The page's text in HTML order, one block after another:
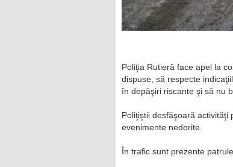
Poliţia Rutieră face apel la
dispuse, să respecte
în depăşiri riscante şi să nu
Poliţiştii desfăşoară
evenimente nedorite.
În trafic sunt prezente